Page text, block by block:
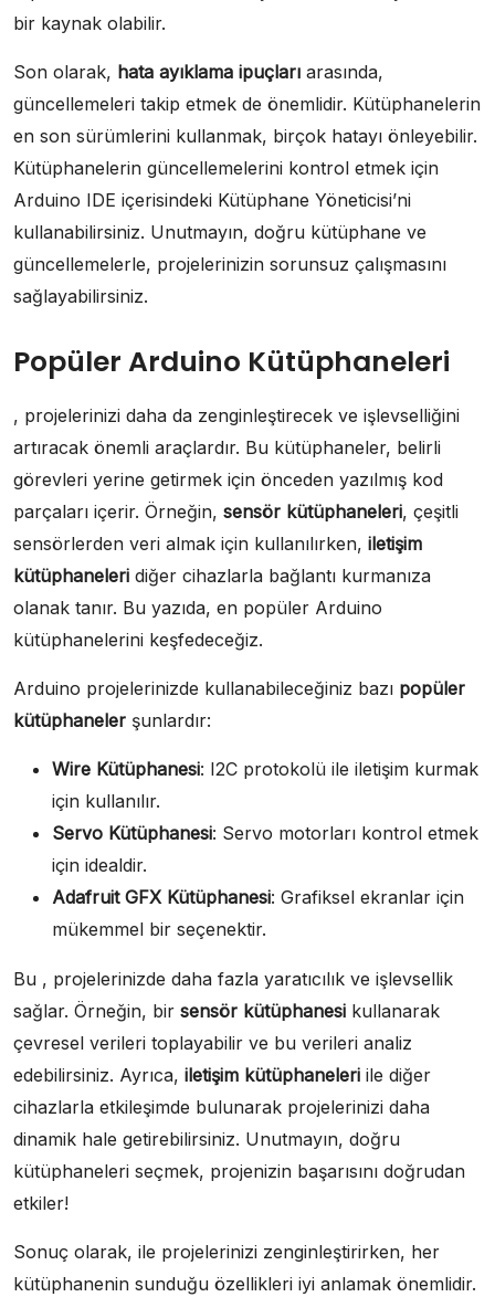
bir kaynak olabilir.
Son olarak, hata ayıklama ipuçları arasında,
güncellemeleri takip etmek de önemlidir. Kütüphanelerin
en son sürümlerini kullanmak, birçok hatayı önleyebilir.
Kütüphanelerin güncellemelerini kontrol etmek için
Arduino IDE içerisindeki Kütüphane Yöneticisi’ni
kullanabilirsiniz. Unutmayın, doğru kütüphane ve
güncellemelerle, projelerinizin sorunsuz çalışmasını
sağlayabilirsiniz.
Popüler Arduino Kütüphaneleri
, projelerinizi daha da zenginleştirecek ve işlevselliğini
artıracak önemli araçlardır. Bu kütüphaneler, belirli
görevleri yerine getirmek için önceden yazılmış kod
parçaları içerir. Örneğin, sensör kütüphaneleri, çeşitli
sensörlerden veri almak için kullanılırken, iletişim
kütüphaneleri diğer cihazlarla bağlantı kurmanıza
olanak tanır. Bu yazıda, en popüler Arduino
kütüphanelerini keşfedeceğiz.
Arduino projelerinizde kullanabileceğiniz bazı popüler
kütüphaneler şunlardır:
Wire Kütüphanesi: I2C protokolü ile iletişim kurmak
için kullanılır.
Servo Kütüphanesi: Servo motorları kontrol etmek
için idealdir.
Adafruit GFX Kütüphanesi: Grafiksel ekranlar için
mükemmel bir seçenektir.
Bu , projelerinizde daha fazla yaratıcılık ve işlevsellik
sağlar. Örneğin, bir sensör kütüphanesi kullanarak
çevresel verileri toplayabilir ve bu verileri analiz
edebilirsiniz. Ayrıca, iletişim kütüphaneleri ile diğer
cihazlarla etkileşimde bulunarak projelerinizi daha
dinamik hale getirebilirsiniz. Unutmayın, doğru
kütüphaneleri seçmek, projenizin başarısını doğrudan
etkiler!
Sonuç olarak, ile projelerinizi zenginleştirirken, her
kütüphanenin sunduğu özellikleri iyi anlamak önemlidir.